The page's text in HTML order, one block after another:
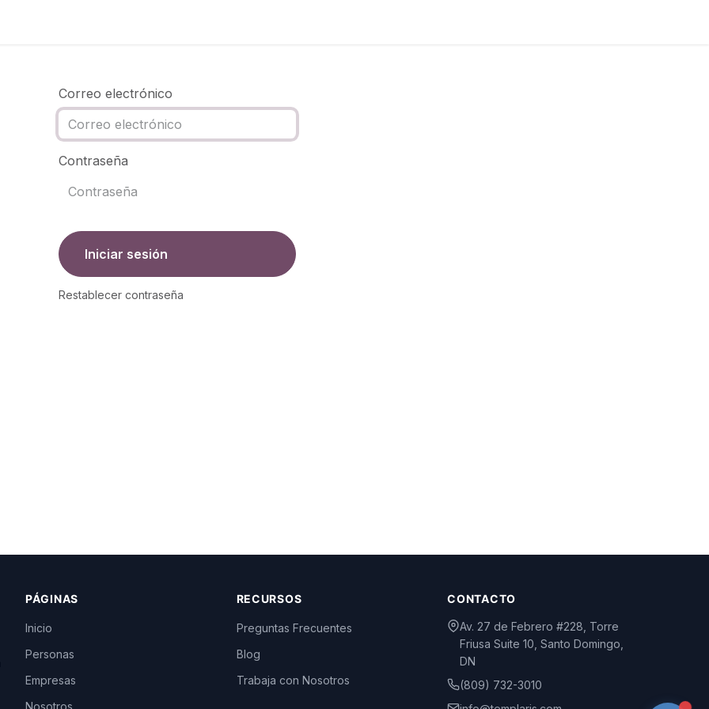
Correo electrónico
Contraseña
Iniciar sesión
Restablecer contraseña
PÁGINAS
Inicio
Personas
Empresas
Nosotros
RECURSOS
Preguntas Frecuentes
Blog
Trabaja con Nosotros
CONTACTO
Av. 27 de Febrero #228, Torre
Friusa Suite 10, Santo Domingo,
DN
(809) 732-3010